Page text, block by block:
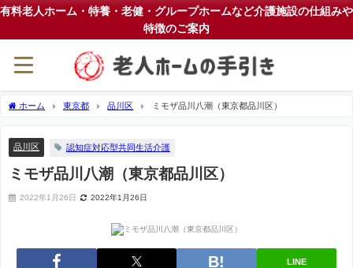
有料老人ホーム・特養・老健・グループホームなど介護施設の仕組みや
特徴のご案内
ホーム 東京都 品川区 ミモザ品川八潮（東京都品川区）
品川区 認知症対応型共同生活介護
ミモザ品川八潮（東京都品川区）
2022年1月26日 2022年1月26日
LINE